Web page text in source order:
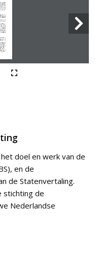
doel en werk van de
en de
de Statenvertaling.
stichting de
Nederlandse